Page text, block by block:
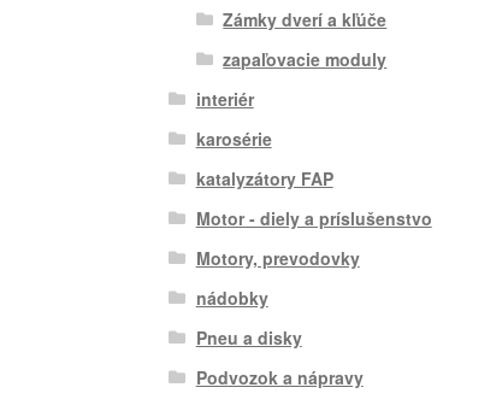
Zámky dverí a kľúče
zapaľovacie moduly
interiér
karosérie
katalyzátory FAP
Motor - diely a príslušenstvo
Motory, prevodovky
nádobky
Pneu a disky
Podvozok a nápravy